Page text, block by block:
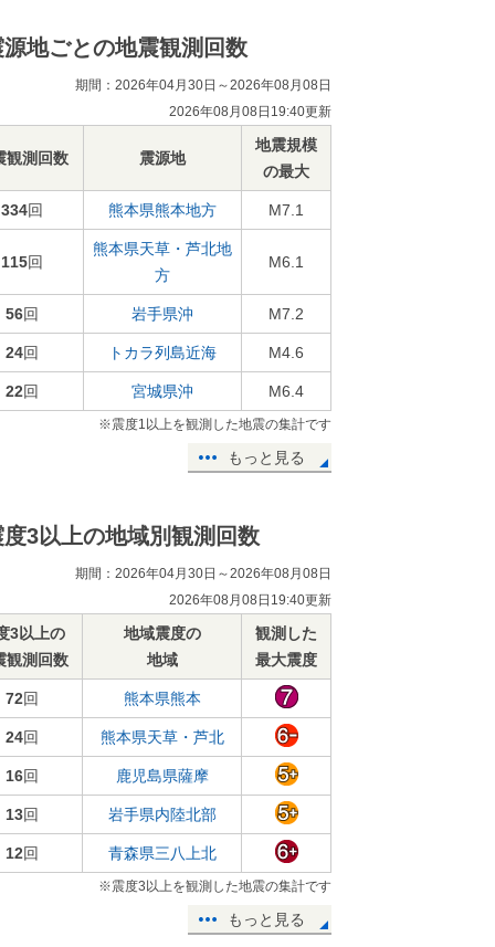
源地ごとの地震観測回数
期間：2026年04月30日～2026年08月08日
2026年08月08日19:40更新
観測回数 震源地
地震規模
の最大
334回 熊本県熊本地方 M7.1
115回
熊本県天草・芦北地
方
M6.1
56回 岩手県沖 M7.2
24回 トカラ列島近海 M4.6
22回 宮城県沖 M6.4
※震度1以上を観測した地震の集計です
もっと見る
度3以上の地域別観測回数
期間：2026年04月30日～2026年08月08日
2026年08月08日19:40更新
3以上の
観測回数
地域震度の
地域
観測した
最大震度
72回 熊本県熊本
24回 熊本県天草・芦北
16回 鹿児島県薩摩
13回 岩手県内陸北部
12回 青森県三八上北
※震度3以上を観測した地震の集計です
もっと見る